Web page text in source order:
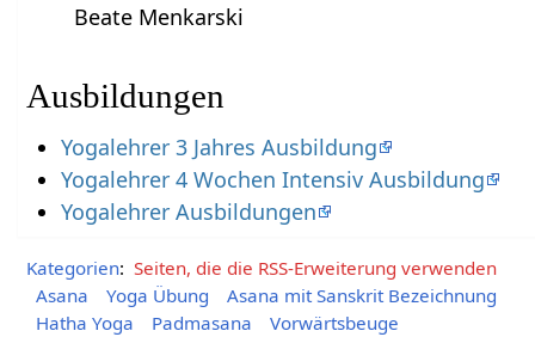
Beate Menkarski
Ausbildungen
Yogalehrer 3 Jahres Ausbildung
Yogalehrer 4 Wochen Intensiv Ausbildung
Yogalehrer Ausbildungen
Kategorien: Seiten, die die RSS-Erweiterung verwenden
Asana
Yoga Übung
Asana mit Sanskrit Bezeichnung
Hatha Yoga
Padmasana Vorwärtsbeuge